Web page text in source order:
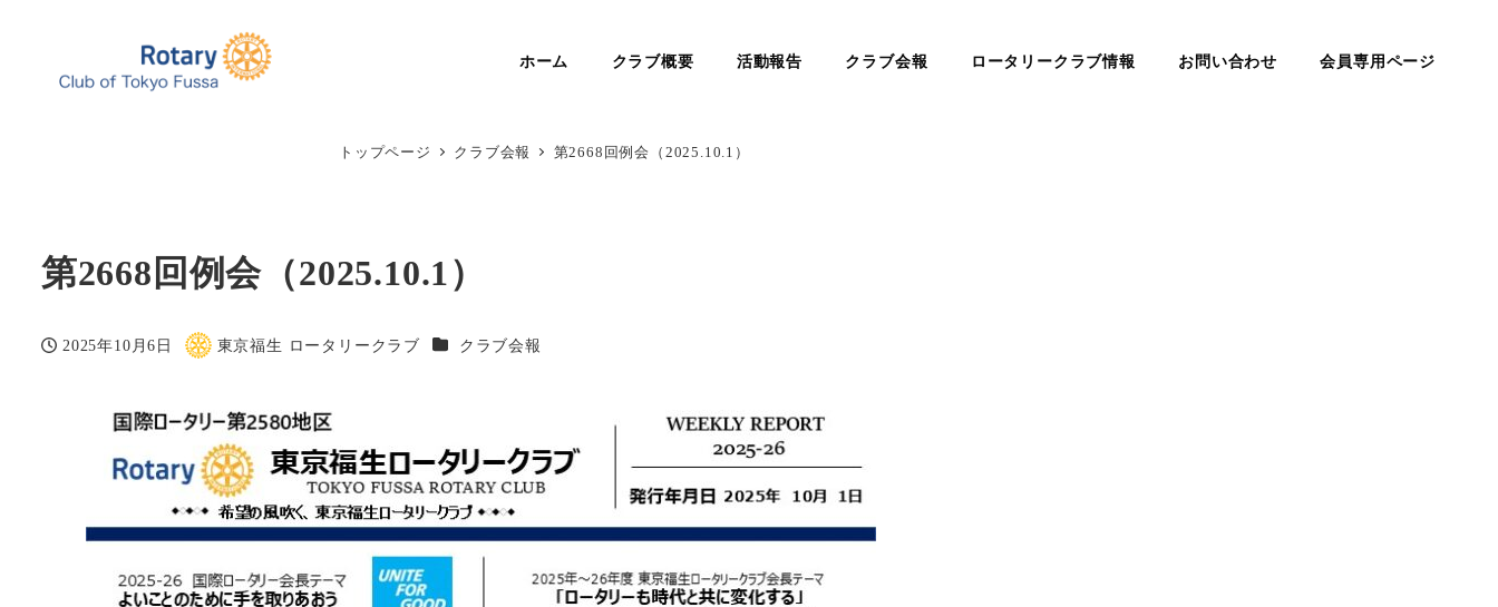
ホーム クラブ概要 活動報告 クラブ会報 ロータリークラブ情報 お問い合わせ 会員専用ページ
トップページ クラブ会報 第2668回例会（2025.10.1）
第2668回例会（2025.10.1）
投稿日
2025年10月6日
著
東京福生 ロータリークラブ カテゴリー
クラブ会報